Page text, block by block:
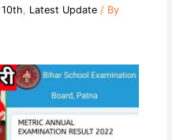
, Latest Update/ By